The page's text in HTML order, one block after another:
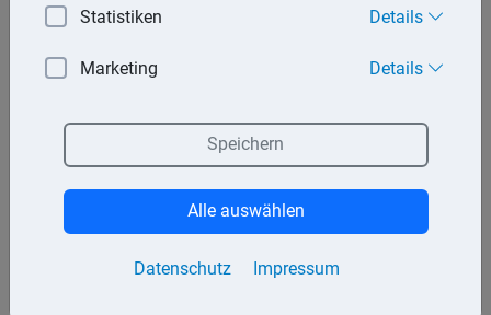
nach den Bundesversorgungsgesetz oder einem anderen
Bundesversorgungsgesetzes über
nach den Vorschriften über die gesetzliche
Unfallversicherung oder
nach den beamtenrechtlichen Vorschriften an
Hinterbliebene eines an den Folgen eines Dienstunfalls
Statistiken Details
Marketing Details
Datenschutz Impressum
Speichern
Alle auswählen